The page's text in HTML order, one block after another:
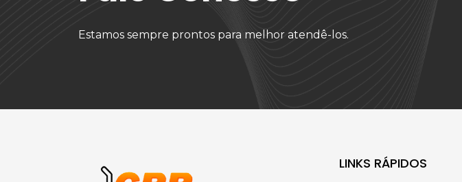
Estamos sempre prontos para melhor atendê-los.
LINKS RÁPIDOS